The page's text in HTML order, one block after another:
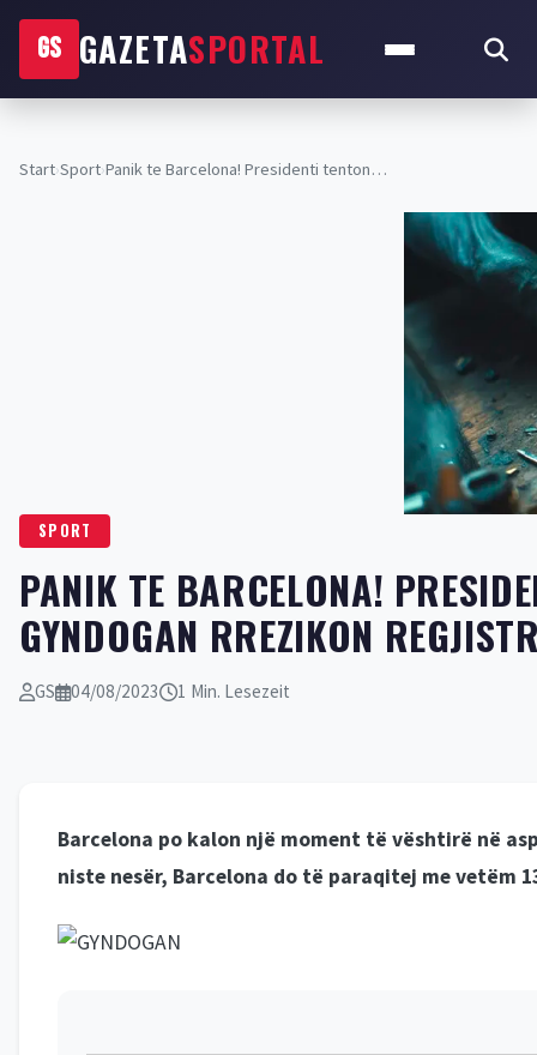
GS GAZETASPORTAL
Start›Sport›Panik te Barcelona! Presidenti tenton…
SPORT
PANIK TE BARCELONA!
GYNDOGAN RREZIKON
GS 04/08/2023 1 Min. Lesezeit
Barcelona po kalon një moment të vështirë në
niste nesër, Barcelona do të paraqitej me